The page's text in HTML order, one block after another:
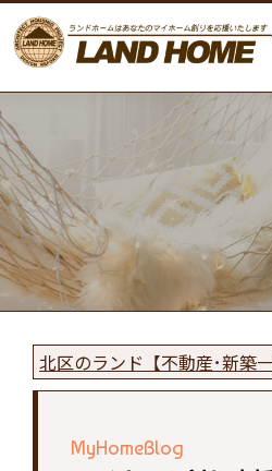
北区のランド【不動産･新築
MyHomeBlog